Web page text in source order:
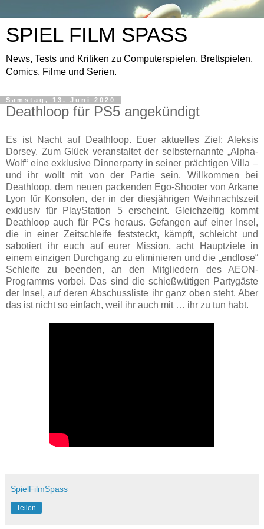
SPIEL FILM SPASS
News, Tests und Kritiken zu Computerspielen, Brettspielen,
Comics, Filme und Serien.
Samstag, 13. Juni 2020
Deathloop für PS5 angekündigt
Es ist Nacht auf Deathloop. Euer aktuelles Ziel: Aleksis
Dorsey. Zum Glück veranstaltet der selbsternannte „Alpha-
Wolf“ eine exklusive Dinnerparty in seiner prächtigen Villa –
und ihr wollt mit von der Partie sein. Willkommen bei
Deathloop, dem neuen packenden Ego-Shooter von Arkane
Lyon für Konsolen, der in der diesjährigen Weihnachtszeit
exklusiv für PlayStation 5 erscheint. Gleichzeitig kommt
Deathloop auch für PCs heraus. Gefangen auf einer Insel,
die in einer Zeitschleife feststeckt, kämpft, schleicht und
sabotiert ihr euch auf eurer Mission, acht Hauptziele in
einem einzigen Durchgang zu eliminieren und die „endlose“
Schleife zu beenden, an den Mitgliedern des AEON-
Programms vorbei. Das sind die schießwütigen Partygäste
der Insel, auf deren Abschussliste ihr ganz oben steht. Aber
das ist nicht so einfach, weil ihr auch mit … ihr zu tun habt.
SpielFilmSpass
Teilen